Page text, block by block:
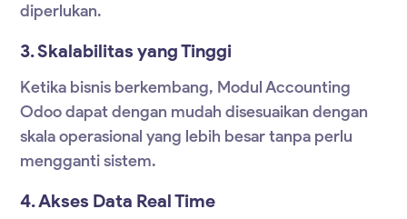
diperlukan.
3. Skalabilitas yang Tinggi
Ketika bisnis berkembang, Modul Accounting
Odoodapat dengan mudah disesuaikan dengan
skala operasional yang lebih besar tanpa perlu
mengganti sistem.
4. Akses Data Real Time